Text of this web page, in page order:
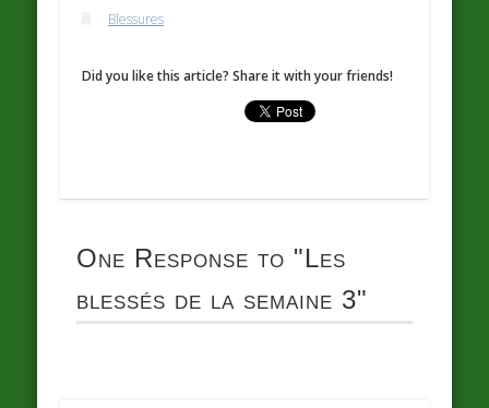
Blessures
Did you like this article? Share it with your friends!
One Response to "Les
blessés de la semaine 3"